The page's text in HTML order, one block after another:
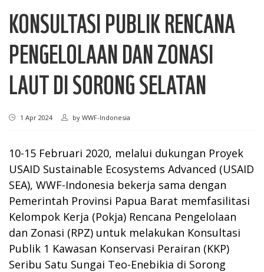
KONSULTASI PUBLIK RENCANA
PENGELOLAAN DAN ZONASI
LAUT DI SORONG SELATAN
1 Apr 2024 by WWF-Indonesia
10-15 Februari 2020, melalui dukungan Proyek
USAID Sustainable Ecosystems Advanced (USAID
SEA), WWF-Indonesia bekerja sama dengan
Pemerintah Provinsi Papua Barat memfasilitasi
Kelompok Kerja (Pokja) Rencana Pengelolaan
dan Zonasi (RPZ) untuk melakukan Konsultasi
Publik 1 Kawasan Konservasi Perairan (KKP)
Seribu Satu Sungai Teo-Enebikia di Sorong